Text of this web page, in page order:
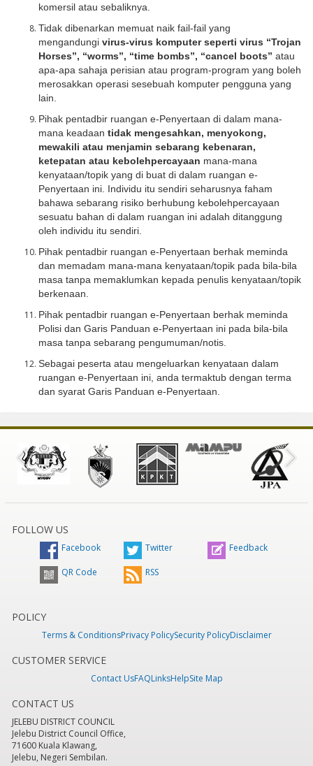
komersil atau sebaliknya.
Tidak dibenarkan memuat naik fail-fail yang
mengandungi virus-virus komputer seperti virus “Trojan
Horses”, “worms”, “time bombs”, “cancel boots” atau
apa-apa sahaja perisian atau program-program yang boleh
merosakkan operasi sesebuah komputer pengguna yang
lain.
Pihak pentadbir ruangan e-Penyertaan di dalam mana-
mana keadaan tidak mengesahkan, menyokong,
mewakili atau menjamin sebarang kebenaran,
ketepatan atau kebolehpercayaan mana-mana
kenyataan/topik yang di buat di dalam ruangan e-
Penyertaan ini. Individu itu sendiri seharusnya faham
bahawa sebarang risiko berhubung kebolehpercayaan
sesuatu bahan di dalam ruangan ini adalah ditanggung
oleh individu itu sendiri.
Pihak pentadbir ruangan e-Penyertaan berhak meminda
dan memadam mana-mana kenyataan/topik pada bila-bila
masa tanpa memaklumkan kepada penulis kenyataan/topik
berkenaan.
Pihak pentadbir ruangan e-Penyertaan berhak meminda
Polisi dan Garis Panduan e-Penyertaan ini pada bila-bila
masa tanpa sebarang pengumuman/notis.
Sebagai peserta atau mengeluarkan kenyataan dalam
ruangan e-Penyertaan ini, anda termaktub dengan terma
dan syarat Garis Panduan e-Penyertaan.
FOLLOW US
Facebook Twitter Feedback
QR Code RSS
POLICY
Terms & ConditionsPrivacy PolicySecurity PolicyDisclaimer
CUSTOMER SERVICE
Contact UsFAQLinksHelpSite Map
CONTACT US
JELEBU DISTRICT COUNCIL
Jelebu District Council Office,
71600 Kuala Klawang,
Jelebu, Negeri Sembilan.